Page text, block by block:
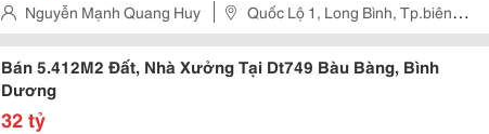
Nguyễn Mạnh Quang Huy
Quốc Lộ 1, Long Bình, Tp.biên
Hòa
Bán 5.412M2 Đất, Nhà Xưởng Tại Dt749 Bàu Bàng, Bình
Dương
32 tỷ